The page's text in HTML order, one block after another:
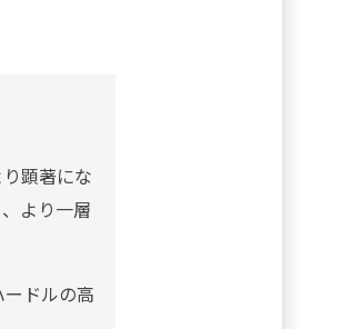
顕著にな
より一層
ドルの高